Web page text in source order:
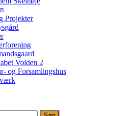
Projekter
Volden 2
og Forsamlingshus